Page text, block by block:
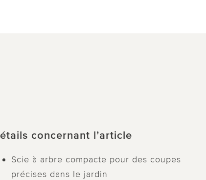
concernant l’article
Scie à arbre compacte pour des coupes
précises dans le jardin